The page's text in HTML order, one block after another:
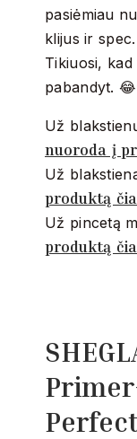
pasiėmiau
klijus ir
Tikiuosi,
pabandyt.
Už
nuoroda į
Už
produktą čia
Už pincetą
produktą čia